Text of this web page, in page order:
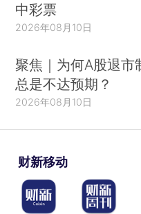
中彩票
2026年08月10日
聚焦｜为何A股退市
总是不达预期？
2026年08月10日
财新移动